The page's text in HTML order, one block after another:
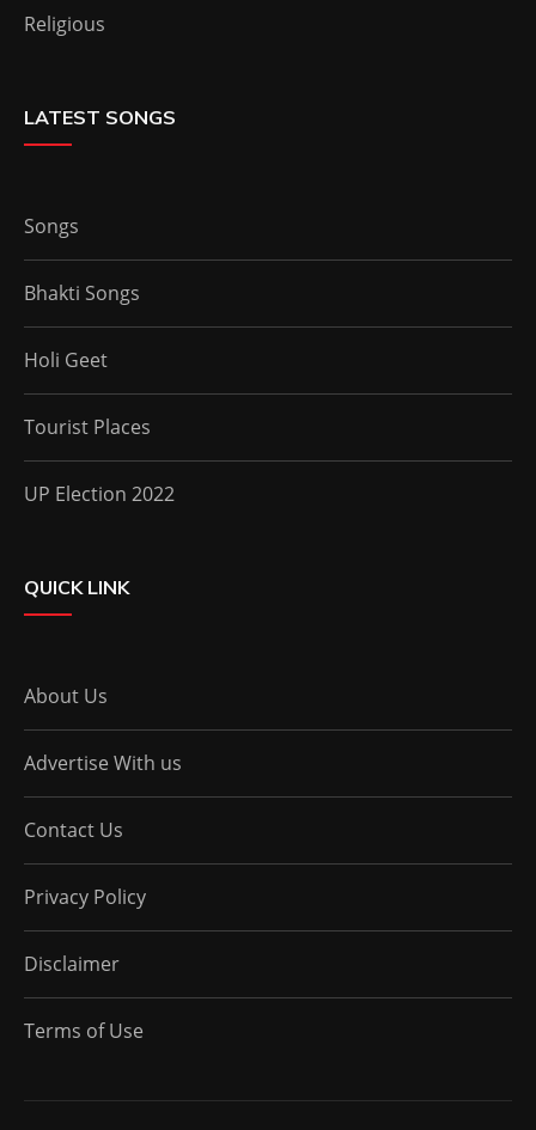
Religious
LATEST SONGS
Songs
Bhakti Songs
Holi Geet
Tourist Places
UP Election 2022
QUICK LINK
About Us
Advertise With us
Contact Us
Privacy Policy
Disclaimer
Terms of Use